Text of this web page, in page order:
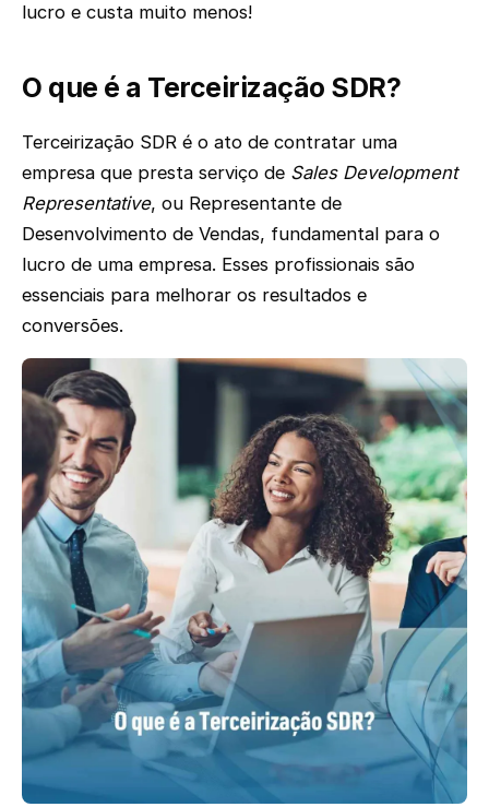
lucro e custa muito menos!
O que é a Terceirização SDR?
Terceirização SDR é o ato de contratar uma
empresa que presta serviço de Sales Development
Representative, ou Representante de
Desenvolvimento de Vendas, fundamental para o
lucro de uma empresa. Esses profissionais são
essenciais para melhorar os resultados e
conversões.